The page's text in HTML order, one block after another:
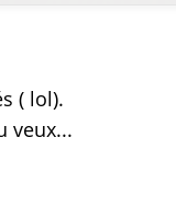
( lol).
veux...